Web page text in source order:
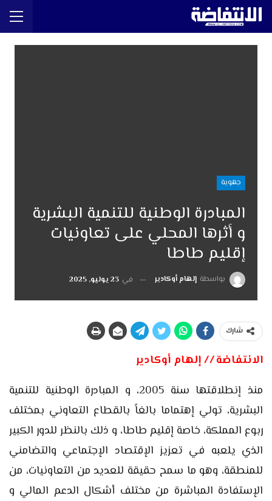
جهوية
المبادرة الوطنية للتنمية البشرية
و أثرها المحلي على تعاونيات
إقليم طاطا
بواسطة إلهام أوكادير في 23 يوليو, 2025
شارك
الانتفاضة // إلهام أوكادير
منذ إنطلاقتها سنة 2005، و المبادرة الوطنية للتنمية
البشرية، تولي إهتماما بالغاً بالقطاع التعاوني بمختلف
ربوع المملكة، خاصة إقليم طاطا، و ذلك بالنظر للدور الكبير
الذي يلعبه في تعزيز الإقتصاد الإجتماعي والتضامني
للمنطقة، وهو ما سمح حقيقة للعديد من التعاونيات، من
الإستفادة المباشرة من مختلف أشكال الدعم المالي و